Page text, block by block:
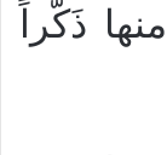
ذَكّراً